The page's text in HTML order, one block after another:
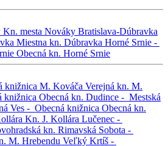
Kn. mesta Nováky Bratislava-Dúbravka
Miestna kn. Dúbravka Horné Srnie -
Obecná kn. Horné Srnie
knižnica M. Kováča Verejná kn. M.
knižnica Obecná kn. Dudince - Mestská
Ves - Obecná knižnica Obecná kn.
Kn. J. Kollára Lučenec -
kn. Rimavská Sobota -
M. Hrebendu Veľký Krtíš -